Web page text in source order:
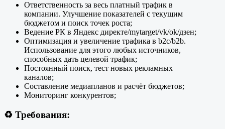
Ответственность за весь платный трафик в
компании. Улучшение показателей с текущим
бюджетом и поиск точек роста;
Ведение РК в Яндекс директе/mytarget/vk/ok/дзен;
Оптимизация и увеличение трафика в b2c/b2b.
Использование для этого любых источников,
способных дать целевой трафик;
Постоянный поиск, тест новых рекламных
каналов;
Составление медиапланов и расчёт бюджетов;
Мониторинг конкурентов;
♻️ Требования: